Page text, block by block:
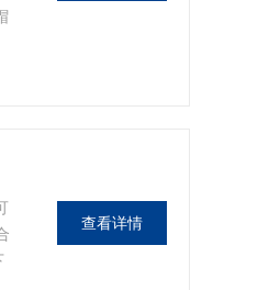
查看详情